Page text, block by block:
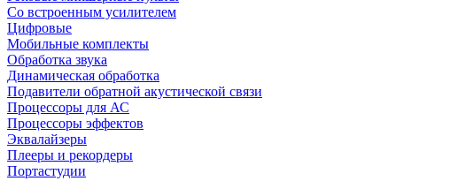
Со встроенным усилителем
Цифровые
Мобильные комплекты
Обработка звука
Динамическая обработка
Подавители обратной акустической связи
Процессоры для АС
Процессоры эффектов
Эквалайзеры
Плееры и рекордеры
Портастудии